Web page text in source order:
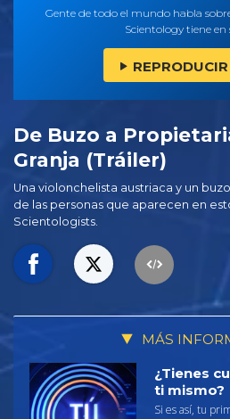
Gente de todo el mundo habla
Scientology tiene en
De Buzo a
Granja (Tráiler)
Una violonchelista austriaca y un
de las personas que aparecen en
Scientologists.
MÁS
¿Tienes
ti mismo?
Si es así, tu